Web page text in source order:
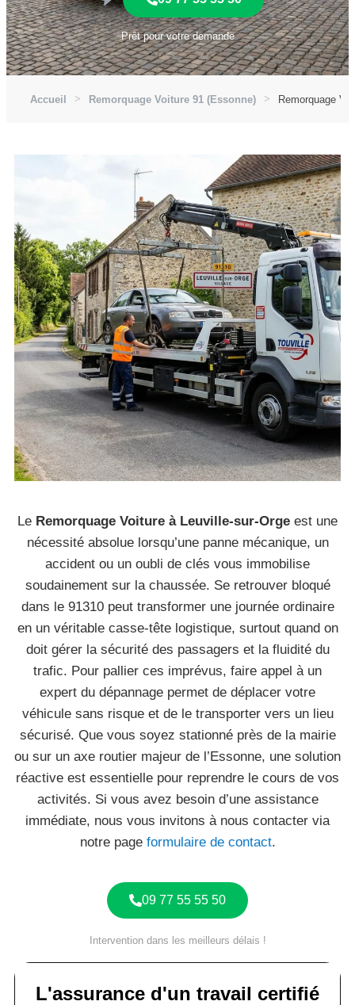
Prêt pour votre demande
Accueil Remorquage Voiture 91 (Essonne) Remorquage
Le Remorquage Voiture à Leuville-sur-Orge est une
nécessité absolue lorsqu’une panne mécanique, un
accident ou un oubli de clés vous immobilise
soudainement sur la chaussée. Se retrouver bloqué
dans le 91310 peut transformer une journée ordinaire
en un véritable casse-tête logistique, surtout quand on
doit gérer la sécurité des passagers et la fluidité du
trafic. Pour pallier ces imprévus, faire appel à un
expert du dépannage permet de déplacer votre
véhicule sans risque et de le transporter vers un lieu
sécurisé. Que vous soyez stationné près de la mairie
ou sur un axe routier majeur de l’Essonne, une solution
réactive est essentielle pour reprendre le cours de vos
activités. Si vous avez besoin d’une assistance
immédiate, nous vous invitons à nous contacter via
notre page formulaire de contact.
09 77 55 55 50
Intervention dans les meilleurs délais !
L'assurance d'un travail certifié